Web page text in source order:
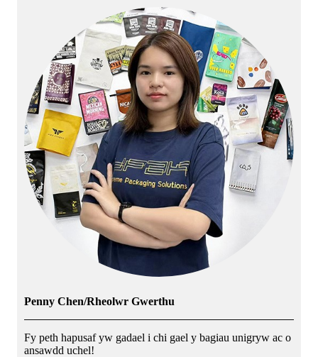
Penny Chen/Rheolwr Gwerthu
Fy peth hapusaf yw gadael i chi gael y bagiau unigryw ac o
ansawdd uchel!